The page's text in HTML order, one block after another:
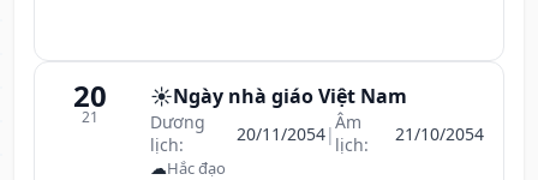
20
21
☀️Ngày nhà giáo Việt Nam
Dương
lịch:
20/11/2054|Âm
lịch:
21/10/2054
☁Hắc đạo